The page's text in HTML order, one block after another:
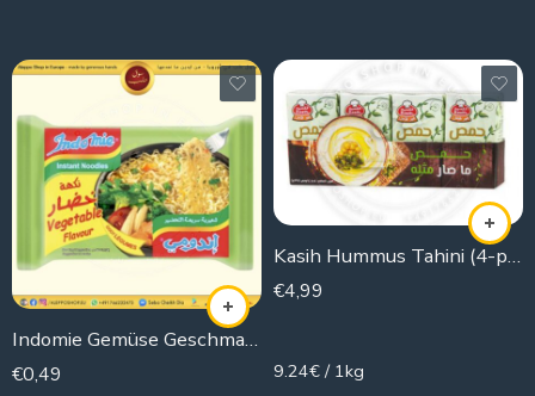
Indomie Gemüse Geschmack
€0,49
Kasih Hummus Tahini (4-piece)
€4,99
9.24€ / 1kg